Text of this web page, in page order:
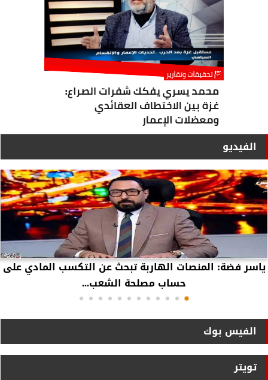
الفيديو
ياسر فضة: المنصات الهاربة تبحث عن التكسب المادي على
حساب مصلحة الشعب...
الفيس بوك
تويتر